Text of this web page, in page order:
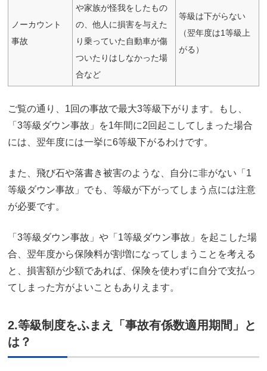
ノーカウント
事故
や家族が怪我をしたもの
の、他人に損害を与えた
り乗っていた自動車が傷
ついたりはしなかった場
合など
等級は下がらない
（翌年度は1等級上
がる）
ご覧の通り、1回の事故で最大3等級下がります。もし、
「3等級ダウン事故」を1年間に2回起こしてしまった場合
には、翌年度には一挙に6等級下がるわけです。
また、飛び石や落書き被害のような、自分に非がない「1
等級ダウン事故」でも、等級が下がってしまう点には注意
が必要です。
「3等級ダウン事故」や「1等級ダウン事故」を起こした場
合、翌年度から保険料が割増になってしまうことを考える
と、損害額が少額であれば、保険を使わずに自分で支払っ
てしまった方がよいこともありえます。
2.等級制度をふまえ「事故有係数適用期間」と
は？